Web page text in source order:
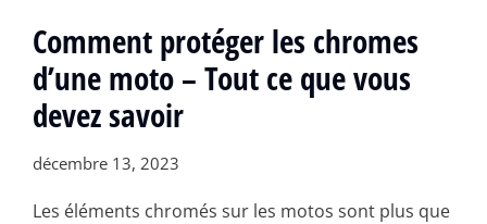
Comment protéger les chromes
d’une moto – Tout ce que vous
devez savoir
décembre 13, 2023
Les éléments chromés sur les motos sont plus que